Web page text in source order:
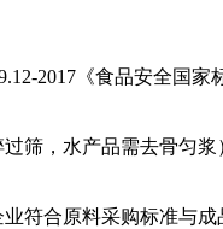
2017《食品安全国
筛，水产品需去骨匀
符合原料采购标准与